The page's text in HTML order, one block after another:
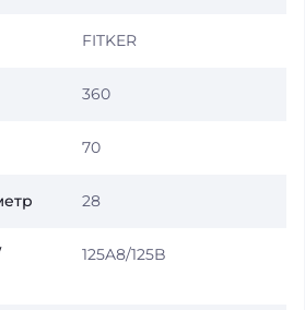
FITKER
360
70
28
125A8/125B